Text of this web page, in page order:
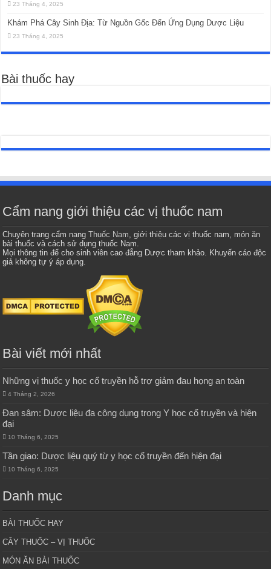
23 Tháng 4, 2025
Khám Phá Cây Sinh Địa: Từ Nguồn Gốc Đến Ứng Dụng Dược Liệu
23 Tháng 4, 2025
Bài thuốc hay
Cẩm nang giới thiệu các vị thuốc nam
Chuyên trang cẩm nangThuốc Nam, giới thiệu các vị thuốc nam, món ăn
bài thuốc và cách sử dụng thuốc Nam.
Mọi thông tin để cho sinh viên cao đẳng Dược tham khảo. Khuyến cáo độc
giả không tự ý áp dụng.
Bài viết mới nhất
Những vị thuốc y học cổ truyền hỗ trợ giảm đau họng an toàn
4 Tháng 2, 2026
Đan sâm: Dược liệu đa công dụng trong Y học cổ truyền và hiện
đại
10 Tháng 6, 2025
Tần giao: Dược liệu quý từ y học cổ truyền đến hiện đại
10 Tháng 6, 2025
Danh mục
BÀI THUỐC HAY
CÂY THUỐC – VỊ THUỐC
MÓN ĂN BÀI THUỐC